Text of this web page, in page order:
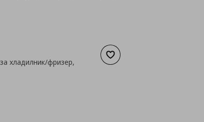
Добави към списъка с
хладилник/фризер,